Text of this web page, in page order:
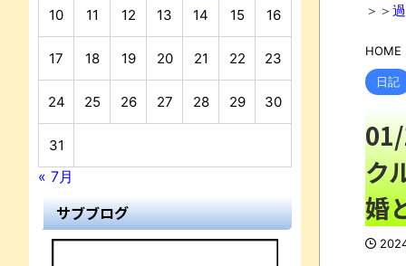
＞＞
HOME
日記
ク
婚
10 11 12 13 14 15 16
17 18 19 20 21 22 23
24 25 26 27 28 29 30
31
« 7月
サブブログ